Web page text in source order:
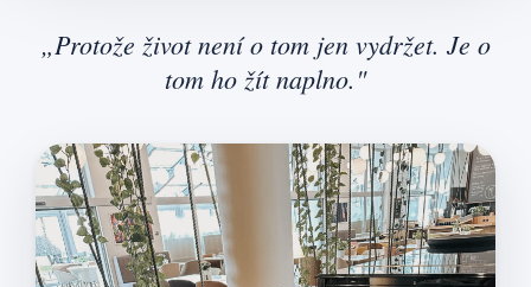
„Protože život není o tom jen vydržet. Je o
tom ho žít naplno."